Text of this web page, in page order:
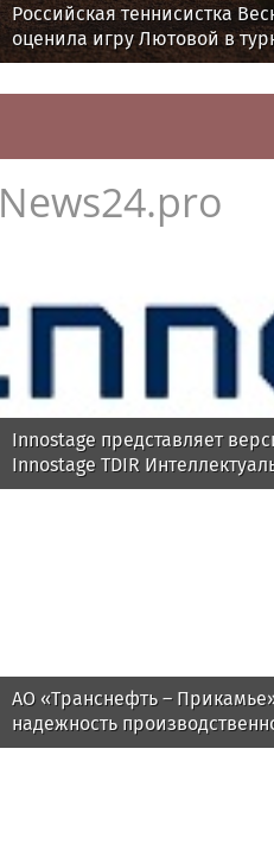
Российская теннисистка
оценила игру Лютовой в
Memphis Classic
News24.pro
Innostage представляет
Innostage TDIR
автоматизация
АО «Транснефть –
надежность
инфраструктуры в четырех